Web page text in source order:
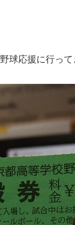
球応援に行って